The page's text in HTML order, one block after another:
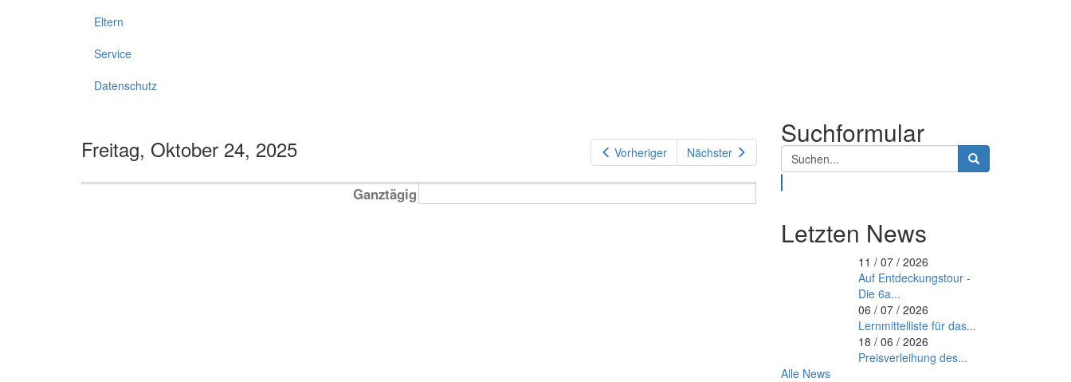
Eltern
Service
Datenschutz
Vorheriger Nächster
Freitag, Oktober 24, 2025
Ganztägig
Suchformular
Suche
Letzten News
11 / 07 / 2026
Auf Entdeckungstour -
Die 6a...
06 / 07 / 2026
Lernmittelliste für das...
18 / 06 / 2026
Preisverleihung des...
Alle News